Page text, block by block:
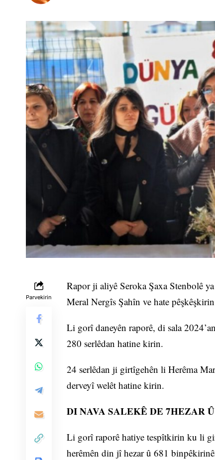
Parvekirin
Rapor ji aliyê Seroka Şaxa Stenbolê
Meral Nergîs Şahîn ve hate
Li gorî daneyên raporê, di sala
280 serlêdan hatine kirin.
24 serlêdan ji girtîgehên li Herêma
derveyî welêt hatine kirin.
DI NAVA SALEKÊ DE 7HEZAR
Li gorî raporê hatiye tespîtkirin ku li
herêmên din jî hezar û 681